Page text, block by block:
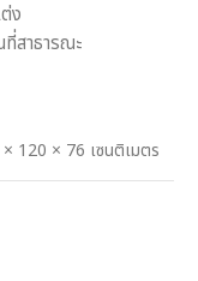
ง
ที่สาธารณะ
120 × 76 เซนติเมตร